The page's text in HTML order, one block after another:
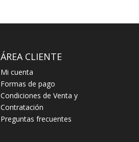
ÁREA CLIENTE
Mi cuenta
Formas de pago
Condiciones de Venta y
Contratación
Preguntas frecuentes